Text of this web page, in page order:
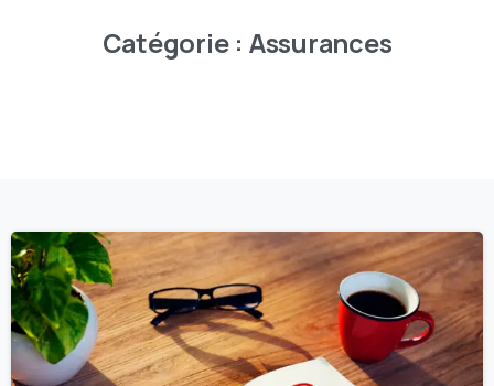
Catégorie : Assurances